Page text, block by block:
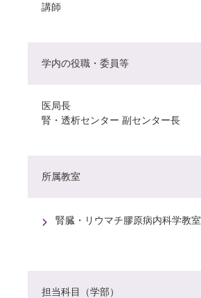
講師
学内の役職・委員等
医局長
腎・透析センター 副センター長
所属教室
腎臓・リウマチ膠原病内科学教室
担当科目（学部）